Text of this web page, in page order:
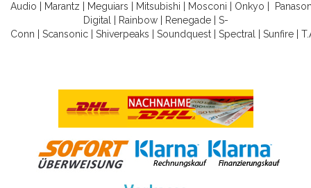
Audio
Marantz Meguiars Mitsubishi Mosconi Onkyo
Digital
Rainbow| Renegade| S-
Conn
Scansonic Shiverpeaks Soundquest Spectral Sunfire